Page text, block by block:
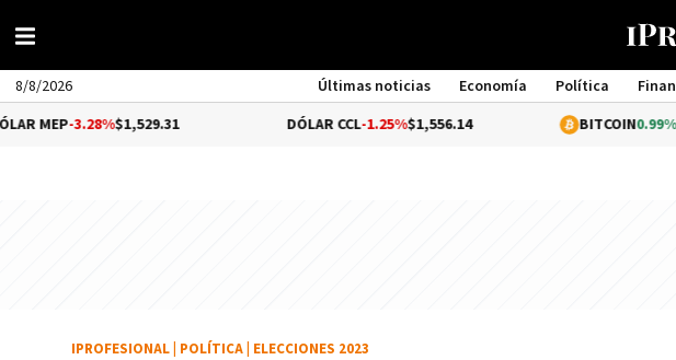
8/8/2026 Últimas noticias Economía Política
$1,529.31 -1.25%$1,556.14 0.99%$64,912.51
IPROFESIONAL POLÍTICA ELECCIONES 2023